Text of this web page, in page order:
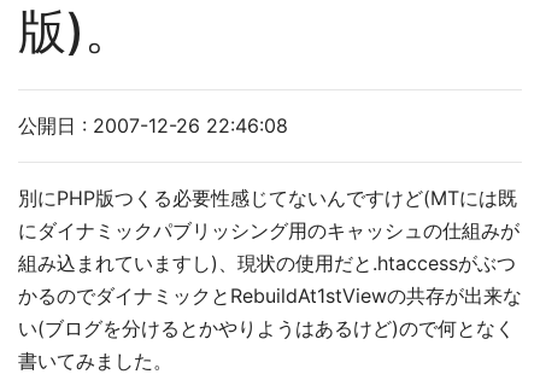
版)。
公開日 : 2007-12-26 22:46:08
別にPHP版つくる必要性感じてないんですけど(MTには既
にダイナミックパブリッシング用のキャッシュの仕組みが
組み込まれていますし)、現状の使用だと.htaccessがぶつ
かるのでダイナミックとRebuildAt1stViewの共存が出来な
い(ブログを分けるとかやりようはあるけど)ので何となく
書いてみました。